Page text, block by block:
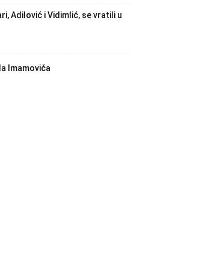
Adilović i Vidimlić, se vratili u
Imamovića